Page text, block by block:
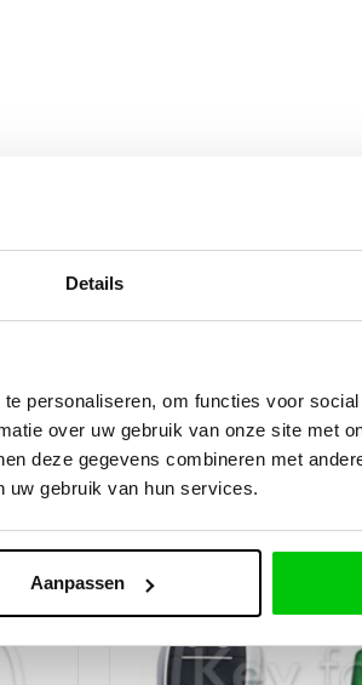
Details
personaliseren, om functies voor
over uw gebruik van onze site met
deze gegevens combineren met
uw gebruik van hun services.
Aanpassen
de in dit artikel genoemde
aan te geven. Klapsleutels is
kunnen desgewenst via
van de consument.
OOK INTERRESANT